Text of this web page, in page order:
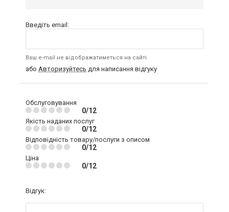
Введіть email:
Ваш e-mail не відображатиметься на сайті
або Авторизуйтесь для написання відгуку
Обслуговування
0/12
Якість наданих послуг
0/12
Відповідність товару/послуги з описом
0/12
Ціна
0/12
Відгук: